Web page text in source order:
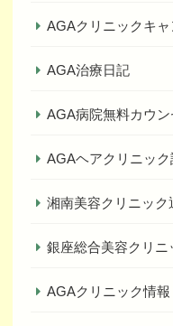
AGAクリニックキ
AGA治療日記
AGA病院無料カウ
AGAヘアクリニッ
湘南美容クリニック
銀座総合美容クリニ
AGAクリニック情報